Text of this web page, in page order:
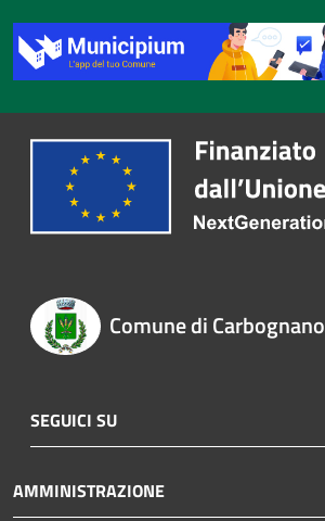
Comune di Carbognano
SEGUICI SU
AMMINISTRAZIONE